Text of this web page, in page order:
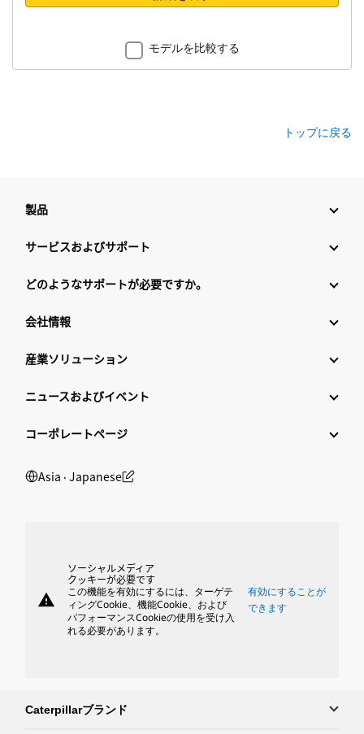
モデルを比較する
トップに戻る
製品
サービスおよびサポート
どのようなサポートが必要ですか。
会社情報
産業ソリューション
ニュースおよびイベント
コーポレートページ
Asia ‧ Japanese
warning
ソーシャルメディア
クッキーが必要です
この機能を有効にするには、ターゲテ
ィングCookie、機能Cookie、および
パフォーマンスCookieの使用を受け入
れる必要があります。
有効にすることが
できます
Caterpillarブランド